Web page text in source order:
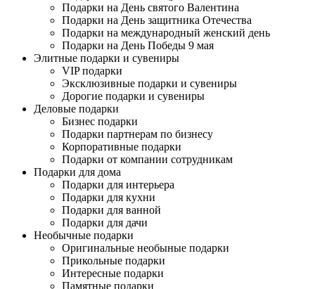
Подарки на День святого Валентина
Подарки на День защитника Отечества
Подарки на международный женский день
Подарки на День Победы 9 мая
Элитные подарки и сувениры
VIP подарки
Эксклюзивные подарки и сувениры
Дорогие подарки и сувениры
Деловые подарки
Бизнес подарки
Подарки партнерам по бизнесу
Корпоративные подарки
Подарки от компании сотрудникам
Подарки для дома
Подарки для интерьера
Подарки для кухни
Подарки для ванной
Подарки для дачи
Необычные подарки
Оригинальные необыные подарки
Прикольные подарки
Интересные подарки
Памятные подарки